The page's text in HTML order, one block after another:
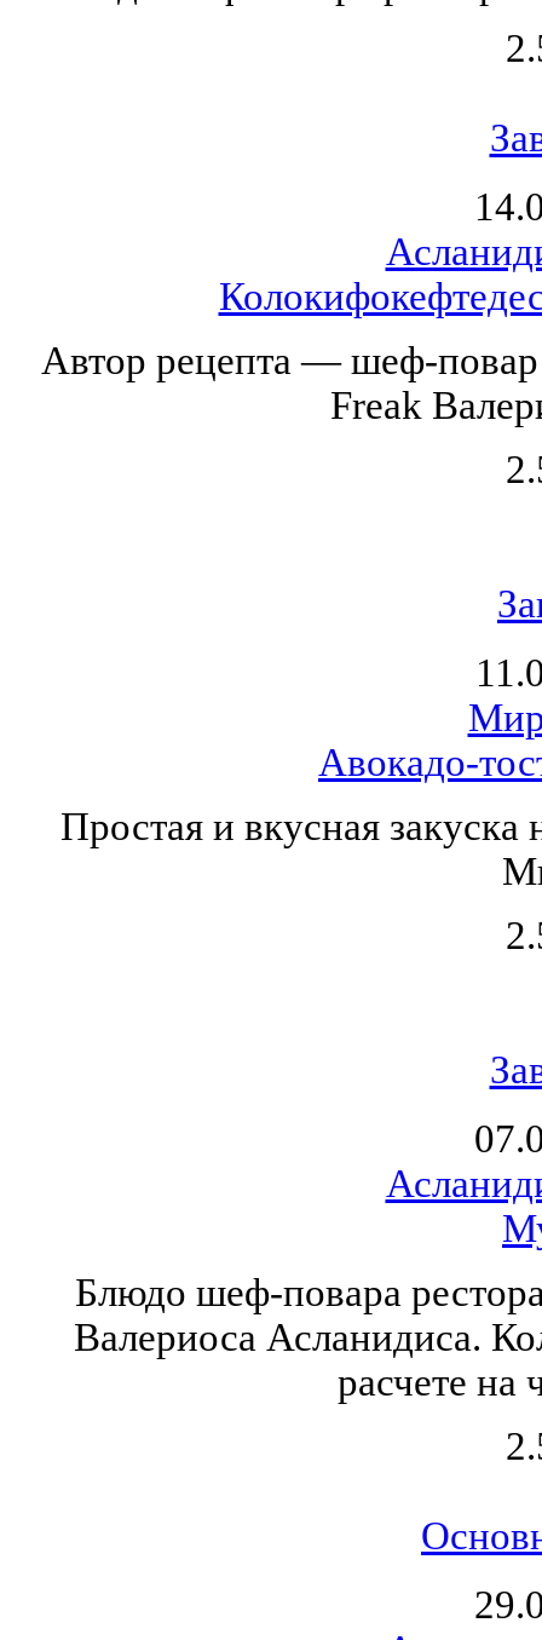
Автор рецепта — шеф-
Freak
Авокадо-
Простая и вкусная
Блюдо шеф-повара
Валериоса Асланидиса.
расчете на